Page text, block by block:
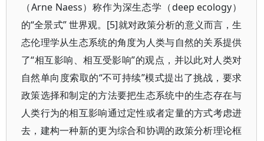
（Arne Naess）称作为深生态学（deep ecology）
的“全景式” 世界观。[5]就对政策分析的意义而言，生
态伦理学从生态系统的角度为人类与自然的关系提供
了“相互影响、相互受影响”的观点，并以此对人类对
自然单向度索取的“不可持续”模式提出了挑战，要求
政策选择和制定的方法要把生态系统中的生态存在与
人类行为的相互影响通过定性或者定量的方式考虑进
去，建构一种新的更为综合和协调的政策分析理论框